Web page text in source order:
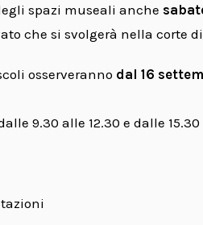
spazi museali anche
che si svolgerà nella corte
osserveranno dal 16
9.30 alle 12.30 e dalle 15.30